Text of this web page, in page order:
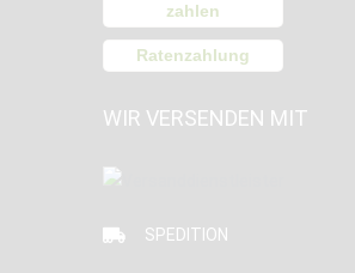
zahlen
Ratenzahlung
WIR VERSENDEN MIT
SPEDITION